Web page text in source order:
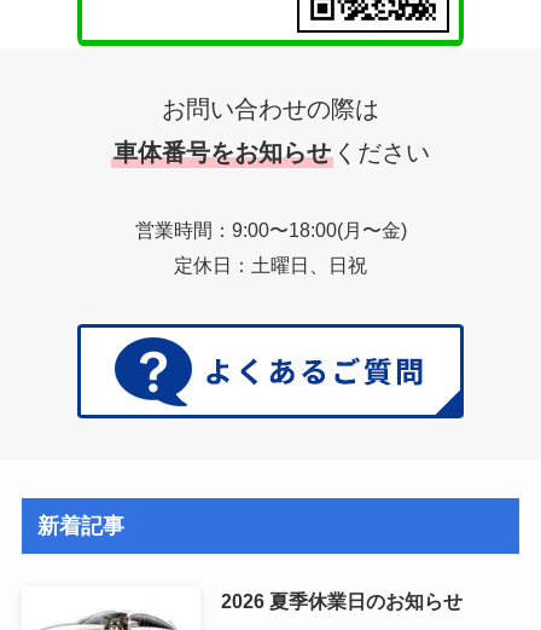
お問い合わせの際は
車体番号をお知らせ ください
営業時間：9:00〜18:00(月〜金)
定休日：土曜日、日祝
新着記事
2026 夏季休業日のお知らせ